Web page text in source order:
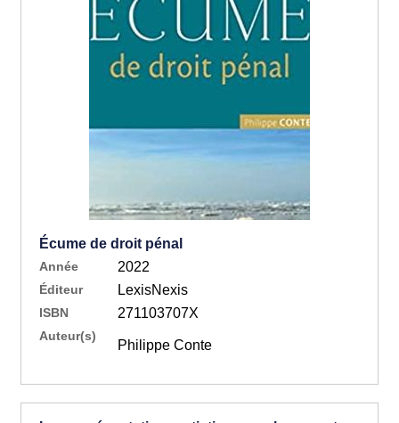
Écume de droit pénal
Année 2022
Éditeur LexisNexis
ISBN 271103707X
Auteur(s)
Philippe Conte